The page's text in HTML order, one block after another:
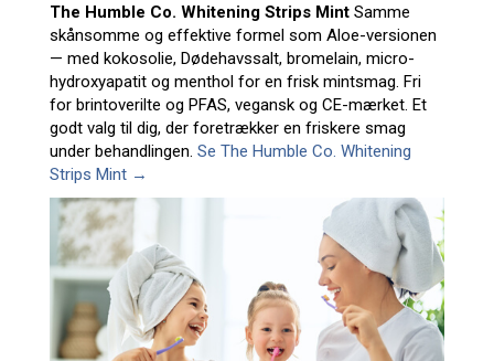
The Humble Co. Whitening Strips Mint Samme
skånsomme og effektive formel som Aloe-versionen
— med kokosolie, Dødehavssalt, bromelain, micro-
hydroxyapatit og menthol for en frisk mintsmag. Fri
for brintoverilte og PFAS, vegansk og CE-mærket. Et
godt valg til dig, der foretrækker en friskere smag
under behandlingen. Se The Humble Co. Whitening
Strips Mint →